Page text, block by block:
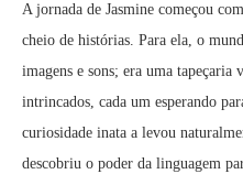
A jornada de Jasmine começou
cheio de histórias. Para ela, o
imagens e sons; era uma tapeçaria
intrincados, cada um esperando
curiosidade inata a levou
descobriu o poder da linguagem